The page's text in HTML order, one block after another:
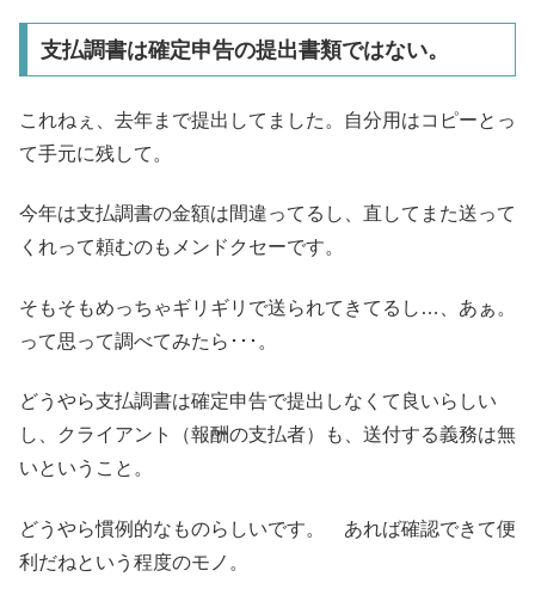
支払調書は確定申告の提出書類ではない。
これねぇ、去年まで提出してました。自分用はコピーとっ
て手元に残して。
今年は支払調書の金額は間違ってるし、直してまた送って
くれって頼むのもメンドクセーです。
そもそもめっちゃギリギリで送られてきてるし…、あぁ。
って思って調べてみたら･･･。
どうやら支払調書は確定申告で提出しなくて良いらしい
し、クライアント（報酬の支払者）も、送付する義務は無
いということ。
どうやら慣例的なものらしいです。 あれば確認できて便
利だねという程度のモノ。